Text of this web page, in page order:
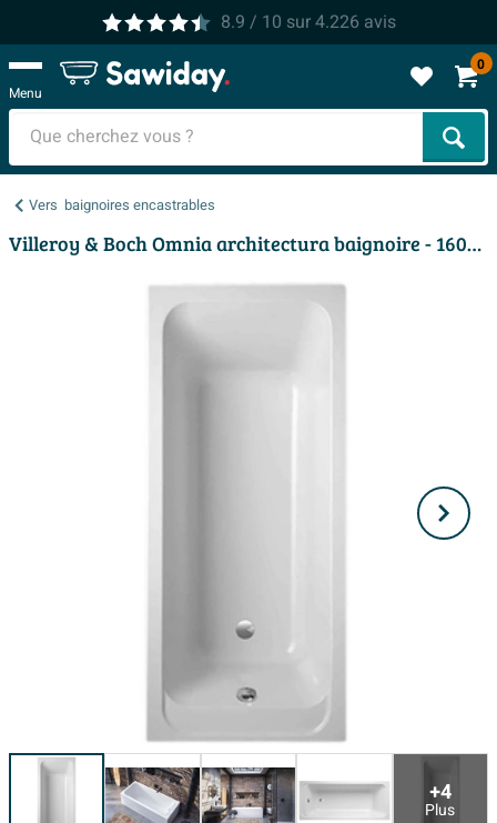
8.9 / 10 sur4.226 avis
Menu
0
Vers baignoires encastrables
Villeroy & Boch Omnia architectura baignoire - 160x70cm - blanc
+4
Plus